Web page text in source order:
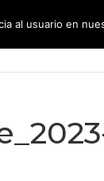
al usuario en